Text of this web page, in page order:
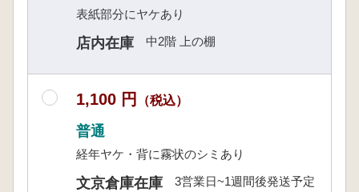
表紙部分にヤケあり
店内在庫 中2階 上の棚
1,100 円 （税込）
普通
経年ヤケ・背に霧状のシミあり
文京倉庫在庫 3営業日~1週間後発送予定